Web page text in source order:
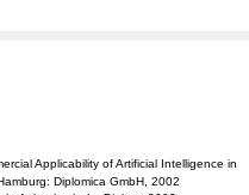
Applicability of Artificial Intelligence in